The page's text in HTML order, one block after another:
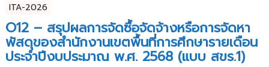
ITA-2026
O12 – สรุปผลการจัดซื้อจัดจ้างหรือการจัดหา
พัสดุของสำนักงานเขตพื้นที่การศึกษารายเดือน
ประจำปีงบประมาณ พ.ศ. 2568 (แบบ สขร.1)